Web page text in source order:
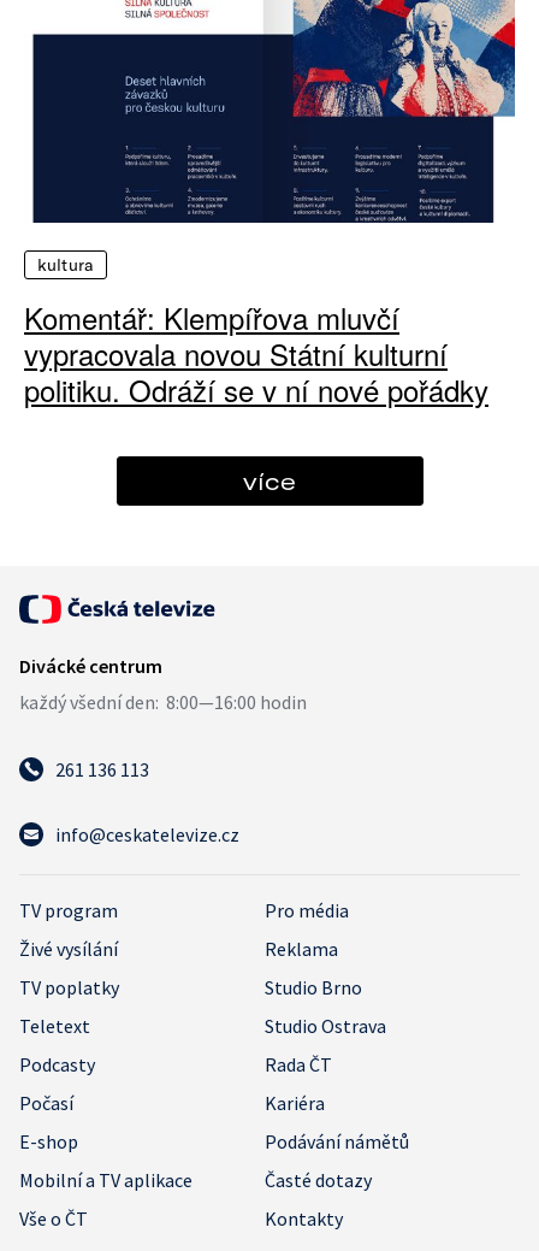
kultura
Komentář: Klempířova mluvčí
vypracovala novou Státní kulturní
politiku. Odráží se v ní nové pořádky
více
261 136 113
info@ceskatelevize.cz
TV program
Pro média
Živé vysílání
Reklama
TV poplatky
Studio Brno
Teletext
Studio Ostrava
Podcasty
Rada ČT
Počasí
Kariéra
E-shop
Podávání námětů
Mobilní a TV aplikace
Časté dotazy
Vše o ČT
Kontakty